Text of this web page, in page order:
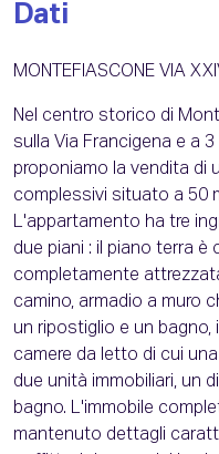
Dati
MONTEFIASCONE VIA
Nel centro storico di
sulla Via Francigena e a
proponiamo la vendita di
complessivi situato a 50
L'appartamento ha tre
due piani : il piano terra
completamente
camino, armadio a muro
un ripostiglio e un bagno,
camere da letto di cui
due unità immobiliari, un
bagno. L'immobile
mantenuto dettagli